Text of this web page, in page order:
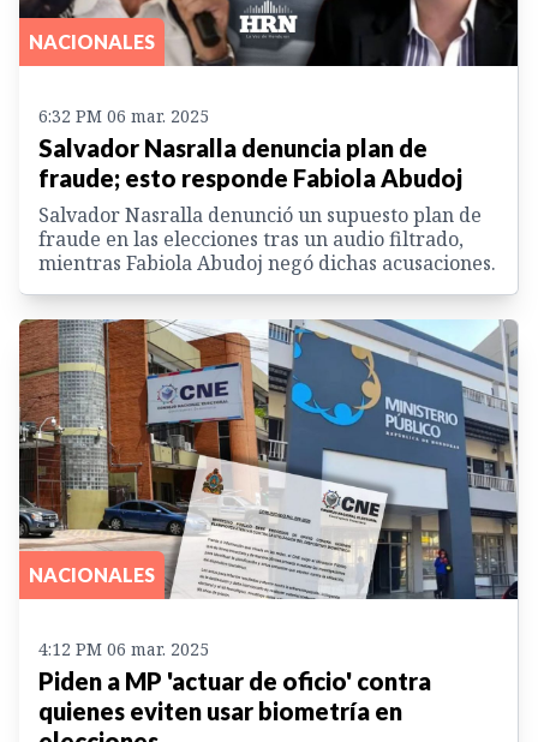
NACIONALES
6:32 PM 06 mar. 2025
Salvador Nasralla denuncia plan de
fraude; esto responde Fabiola Abudoj
Salvador Nasralla denunció un supuesto plan de
fraude en las elecciones tras un audio filtrado,
mientras Fabiola Abudoj negó dichas acusaciones.
NACIONALES
4:12 PM 06 mar. 2025
Piden a MP 'actuar de oficio' contra
quienes eviten usar biometría en